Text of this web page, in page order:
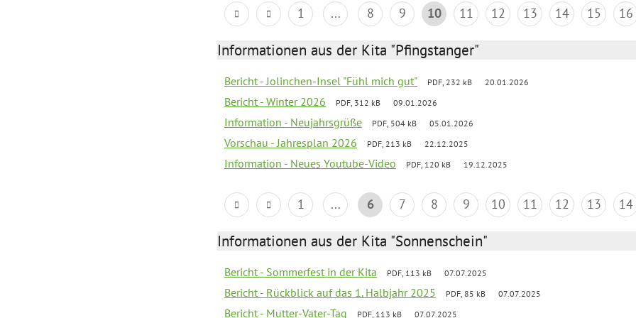
1 ... 8 9 10 11 12 13 14 15 16
Informationen aus der Kita "Pfingstanger"
Bericht - Jolinchen-Insel "Fühl mich gut" PDF, 232 kB 20.01.2026
Bericht - Winter 2026 PDF, 312 kB 09.01.2026
Information - Neujahrsgrüße PDF, 504 kB 05.01.2026
Vorschau - Jahresplan 2026 PDF, 213 kB 22.12.2025
Information - Neues Youtube-Video PDF, 120 kB 19.12.2025
1 ... 6 7 8 9 10 11 12 13 14
Informationen aus der Kita "Sonnenschein"
Bericht - Sommerfest in der Kita PDF, 113 kB 07.07.2025
Bericht - Rückblick auf das 1. Halbjahr 2025 PDF, 85 kB 07.07.2025
Bericht - Mutter-Vater-Tag PDF, 113 kB 07.07.2025